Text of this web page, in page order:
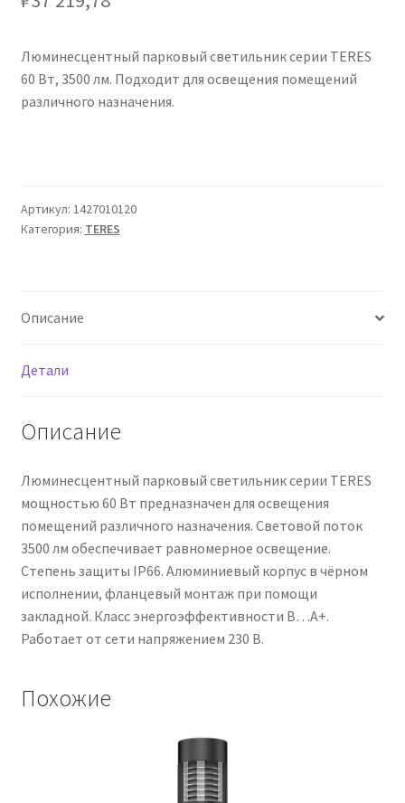
Сертификаты
Таблица выбора вводного щитка
Люминесцентный парковый светильник серии TERES
60 Вт, 3500 лм. Подходит для освещения помещений
различного назначения.
Артикул: 1427010120
Категория: TERES
Описание
Детали
Описание
Люминесцентный парковый светильник серии TERES
мощностью 60 Вт предназначен для освещения
помещений различного назначения. Световой поток
3500 лм обеспечивает равномерное освещение.
Степень защиты IP66. Алюминиевый корпус в чёрном
исполнении, фланцевый монтаж при помощи
закладной. Класс энергоэффективности B…A+.
Работает от сети напряжением 230 В.
Похожие